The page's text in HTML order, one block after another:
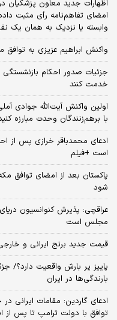
امضای تفاهم‌نامه رأی مثبت
وابسته یا نزدیک به همان یک
واکنش ابراهیم عزیزی به
خدمت کنند
اولین واکنش آیت‌الله جوادی
با برهم‌زنندگان وحدت مبارزه
ادعای محمدباقر خرازی پس از
است +فیلم
پاکستان بعد از امضای توافق
شود
عراقچی: پذیرش کنوانسیون
مجلس است
قیمت جدید برنج ایرانی و
پاییز پر بارش واقعیت دارد؟/
بارندگی‌ها در ایران
ادعای گاردین: مقامات ایرانی
توافق با دولت ترامپ تا پس از